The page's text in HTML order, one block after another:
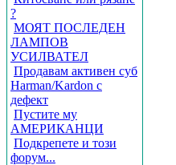
?
МОЯТ ПОСЛЕДЕН
ЛАМПОВ
УСИЛВАТЕЛ
Продавам активен суб
Harman/Kardon с
дефект
Пустите му
АМЕРИКАНЦИ
Подкрепете и този
форум...